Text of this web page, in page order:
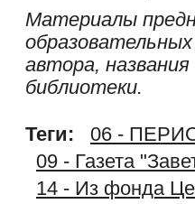
Материалы
автора,
библиотеки.
Теги:
06 -
09 - Газета
14 - Из фонда